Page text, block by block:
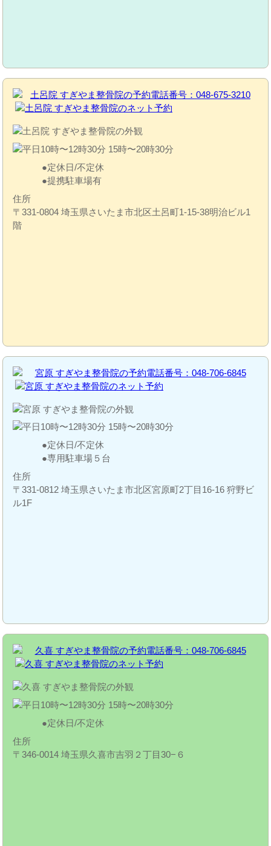
定休日/不定休
提携駐車場有
住所
〒331-0804 埼玉県さいたま市北区土呂町1-15-38明治ビル1
階
定休日/不定休
専用駐車場５台
住所
〒331-0812 埼玉県さいたま市北区宮原町2丁目16-16 狩野ビ
ル1F
定休日/不定休
住所
〒346-0014 埼玉県久喜市吉羽２丁目30−６